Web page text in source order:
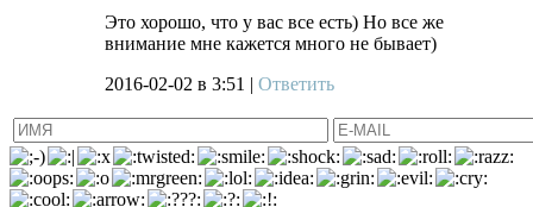
Это хорошо, что у вас все есть) Но все же
внимание мне кажется много не бывает)
2016-02-02 в 3:51 | Ответить